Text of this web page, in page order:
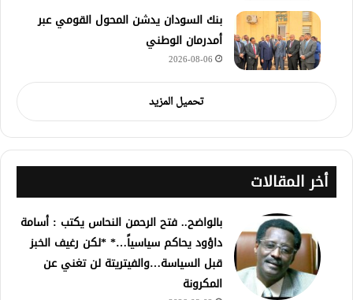
بنك السودان يدشن المحول القومي عبر
أمدرمان الوطني
2026-08-06
تحميل المزيد
أخر المقالات
بالواضح.. فتح الرحمن النحاس يكتب : أسامة
داؤود يحاكم سياسياً…* *لكن رغيف الخبز
قبل السياسة…والفيتريتة لن تغني عن
المكرونة